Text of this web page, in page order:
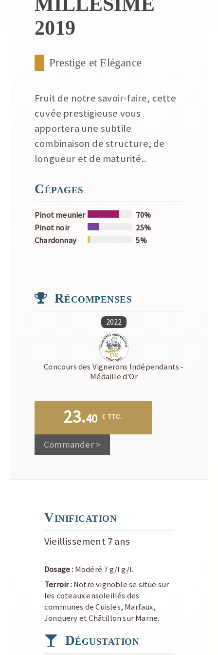
2019
Prestige et Elégance
Fruit de notre savoir-faire, cette
cuvée prestigieuse vous
apportera une subtile
combinaison de structure, de
longueur et de maturité..
Cépages
Pinot meunier
70%
Pinot noir
25%
Chardonnay
5%
Récompenses
2022
Concours des Vignerons Indépendants -
Médaille d'Or
23.40  € TTC.
Commander >
Vinification
Vieillissement 7 ans
Dosage : Modéré 7 g/l g/l.
Terroir :Notre vignoble se situe sur
les coteaux ensoleillés des
communes de Cuisles, Marfaux,
Jonquery et Châtillon sur Marne.
Dégustation